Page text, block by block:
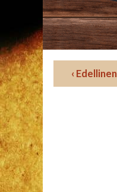
‹ Edellinen